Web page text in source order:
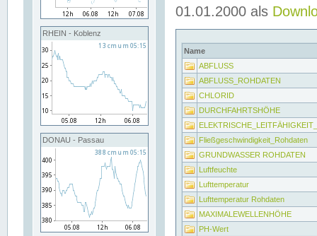
RHEIN - Koblenz
DONAU - Passau
01.01.2000 als
Name
ABFLUSS
ABFLUSS_ROHDATEN
CHLORID
DURCHFAHRTSHÖHE
Fließgeschwindigkeit_Rohdaten
GRUNDWASSER ROHDATEN
Luftfeuchte
Lufttemperatur
Lufttemperatur Rohdaten
MAXIMALEWELLENHÖHE
PH-Wert